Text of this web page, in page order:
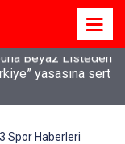
yasasına sert
Spor Haberleri